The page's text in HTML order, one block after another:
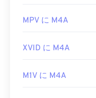
https://
MPV に M4A
XVID に M4A
M1V に M4A